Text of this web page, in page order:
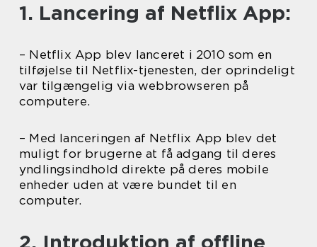
1. Lancering af Netflix App:
– Netflix App blev lanceret i 2010 som en
tilføjelse til Netflix-tjenesten, der oprindeligt
var tilgængelig via webbrowseren på
computere.
– Med lanceringen af Netflix App blev det
muligt for brugerne at få adgang til deres
yndlingsindhold direkte på deres mobile
enheder uden at være bundet til en
computer.